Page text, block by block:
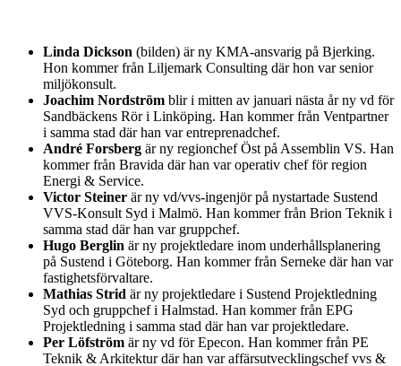
Linda Dickson (bilden) är ny KMA-ansvarig på Bjerking.
Hon kommer från Liljemark Consulting där hon var senior
miljökonsult.
Joachim Nordström blir i mitten av januari nästa år ny vd för
Sandbäckens Rör i Linköping. Han kommer från Ventpartner
i samma stad där han var entreprenadchef.
André Forsberg är ny regionchef Öst på Assemblin VS. Han
kommer från Bravida där han var operativ chef för region
Energi & Service.
Victor Steiner är ny vd/vvs-ingenjör på nystartade Sustend
VVS-Konsult Syd i Malmö. Han kommer från Brion Teknik i
samma stad där han var gruppchef.
Hugo Berglin är ny projektledare inom underhållsplanering
på Sustend i Göteborg. Han kommer från Serneke där han var
fastighetsförvaltare.
Mathias Strid är ny projektledare i Sustend Projektledning
Syd och gruppchef i Halmstad. Han kommer från EPG
Projektledning i samma stad där han var projektledare.
Per Löfström är ny vd för Epecon. Han kommer från PE
Teknik & Arkitektur där han var affärsutvecklingschef vvs &